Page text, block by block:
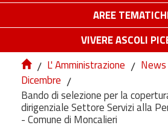
AREE
VIVERE ASCOLI
/ L' Amministrazione / News
Dicembre /
Bando di selezione per la
dirigenziale Settore Servizi alla
- Comune di Moncalieri